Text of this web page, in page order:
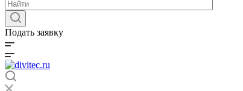
Подать заявку